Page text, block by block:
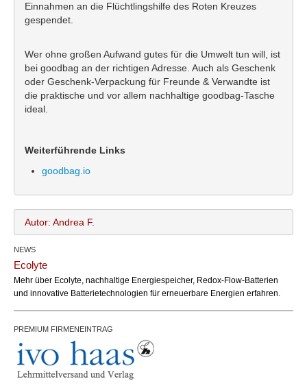
Einnahmen an die Flüchtlingshilfe des Roten Kreuzes
gespendet.
Wer ohne großen Aufwand gutes für die Umwelt tun will, ist
bei goodbag an der richtigen Adresse. Auch als Geschenk
oder Geschenk-Verpackung für Freunde & Verwandte ist
die praktische und vor allem nachhaltige goodbag-Tasche
ideal.
Weiterführende Links
goodbag.io
Autor: Andrea F.
Email:
NEWS
Ecolyte
Mehr über Ecolyte, nachhaltige Energiespeicher, Redox-Flow-Batterien
und innovative Batterietechnologien für erneuerbare Energien erfahren.
PREMIUM FIRMENEINTRAG